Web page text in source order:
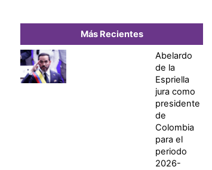
Más Recientes
Abelardo
de la
Espriella
jura como
presidente
de
Colombia
para el
periodo
2026-